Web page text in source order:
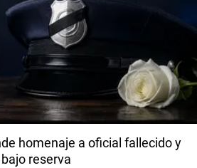
homenaje a oficial fallecido y
reserva